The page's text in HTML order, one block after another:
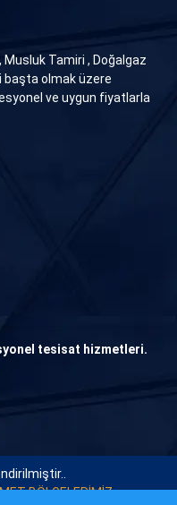
Tamiri , Doğalgaz
başta olmak üzere
ve uygun fiyatlarla
tesisat hizmetleri.
BÖLGELERİMİZ